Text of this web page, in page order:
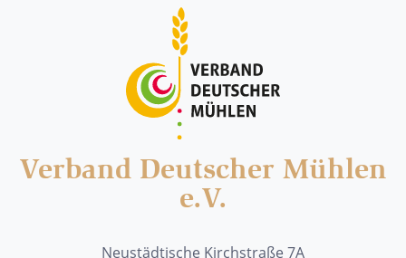
Verband Deutscher Mühlen
e.V.
Neustädtische Kirchstraße 7A